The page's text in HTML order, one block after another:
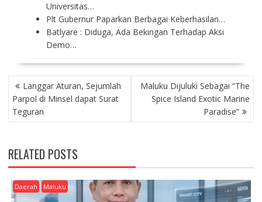
Universitas…
Plt Gubernur Paparkan Berbagai Keberhasilan…
Batlyare : Diduga, Ada Bekingan Terhadap Aksi
Demo…
P
O
S
T
A
V
I
G
A
Langgar Aturan, Sejumlah
Parpol di Minsel dapat Surat
Teguran
Maluku Dijuluki Sebagai “The
Spice Island Exotic Marine
Paradise”
RELATED POSTS
Daerah Maluku